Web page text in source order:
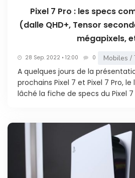
Pixel 7 Pro : les specs
(dalle QHD+, Tensor
mégapixels,
28 Sep. 2022 • 12:00 0 Mobiles /
A quelques jours de la
prochains Pixel 7 et Pixel 7 Pro, le
lâché la fiche de specs du Pixel 7